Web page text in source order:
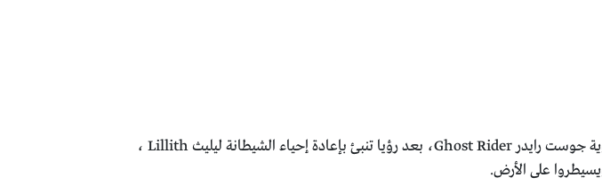
تكون الفريق على يدي داني كيتش Danny Ketch وجوني بليز Johnny Blaze حاملا هوية جوست رايدر Ghost Rider، بعد رؤيا تنبئ بإعادة إحياء الشيطانة ليليث Lillith ،